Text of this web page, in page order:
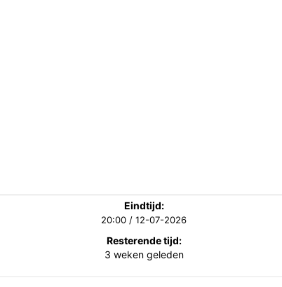
Eindtijd:
20:00 / 12-07-2026
Resterende tijd:
3 weken geleden